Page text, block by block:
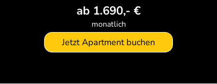
ab 1.690,- €
monatlich
Jetzt Apartment buchen